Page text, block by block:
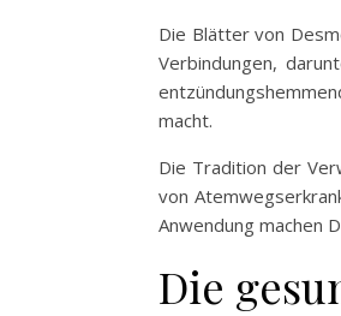
Die Blätter von
Verbindungen,
macht.
Die Tradition der
von
Anwendung machen
Die